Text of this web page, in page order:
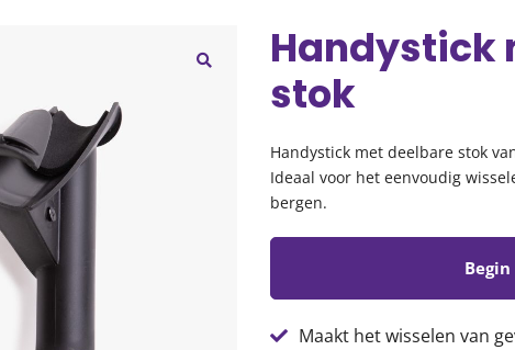
Handystick
stok
Handystick met deelbare stok
Ideaal voor het eenvoudig
bergen.
Maakt het wisselen van